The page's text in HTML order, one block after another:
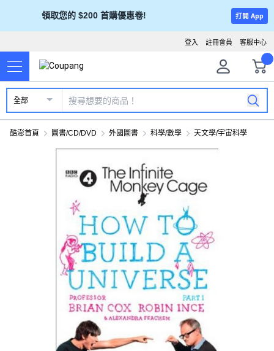
領取您的 $200 首購優惠卷! 打開 App
客服中心
註冊會員
登入
全部
酷澎首頁 圖書/CD/DVD 外國圖書 科學/數學 天文學/宇宙科學